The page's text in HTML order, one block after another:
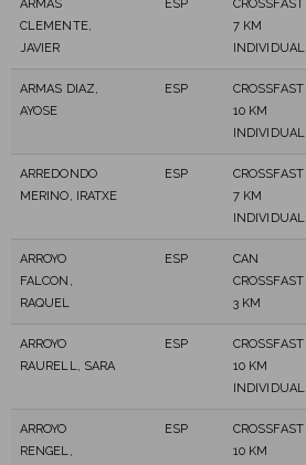
ARMAS
CLEMENTE,
JAVIER
ESP
CROSSFAST
7 KM
INDIVIDUAL
ARMAS DIAZ,
AYOSE
ESP
CROSSFAST
10 KM
INDIVIDUAL
ARREDONDO
MERINO, IRATXE
ESP
CROSSFAST
7 KM
INDIVIDUAL
ARROYO
FALCON,
RAQUEL
ESP
CAN
CROSSFAST
3 KM
ARROYO
RAURELL, SARA
ESP
CROSSFAST
10 KM
INDIVIDUAL
ARROYO
RENGEL,
ESP
CROSSFAST
10 KM